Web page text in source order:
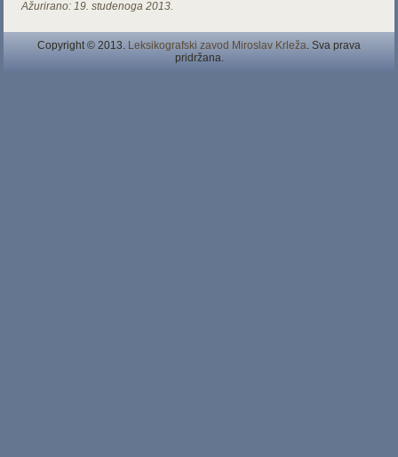
Ažurirano: 19. studenoga 2013.
Copyright © 2013. Leksikografski zavod Miroslav Krleža. Sva prava
pridržana.